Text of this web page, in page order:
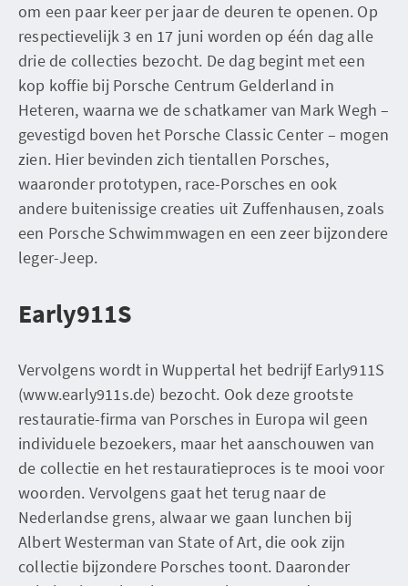
om een paar keer per jaar de deuren te openen. Op
respectievelijk 3 en 17 juni worden op één dag alle
drie de collecties bezocht. De dag begint met een
kop koffie bij Porsche Centrum Gelderland in
Heteren, waarna we de schatkamer van Mark Wegh –
gevestigd boven het Porsche Classic Center – mogen
zien. Hier bevinden zich tientallen Porsches,
waaronder prototypen, race-Porsches en ook
andere buitenissige creaties uit Zuffenhausen, zoals
een Porsche Schwimmwagen en een zeer bijzondere
leger-Jeep.
Early911S
Vervolgens wordt in Wuppertal het bedrijf Early911S
(www.early911s.de) bezocht. Ook deze grootste
restauratie-firma van Porsches in Europa wil geen
individuele bezoekers, maar het aanschouwen van
de collectie en het restauratieproces is te mooi voor
woorden. Vervolgens gaat het terug naar de
Nederlandse grens, alwaar we gaan lunchen bij
Albert Westerman van State of Art, die ook zijn
collectie bijzondere Porsches toont. Daaronder